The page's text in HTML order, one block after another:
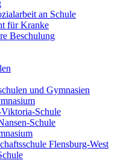
an Schule
für Kranke
Beschulung
und Gymnasien
Schule
Schule
Flensburg-West